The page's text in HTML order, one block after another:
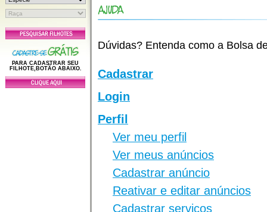
PARA CADASTRAR SEU
FILHOTE,BOTÃO ABAIXO.
Dúvidas? Entenda como a Bolsa
Cadastrar
Login
Perfil
Ver meu perfil
Ver meus anúncios
Cadastrar anúncio
Reativar e editar anúncios
Cadastrar serviços